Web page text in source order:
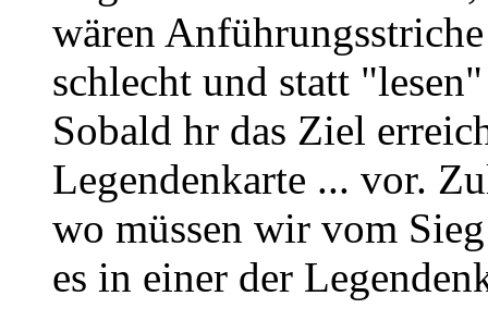
wären
schlecht und statt
Sobald hr das Ziel
Legendenkarte ... vor.
wo müssen wir vom
es in einer der